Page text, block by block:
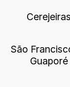
Cerejeiras
São
Guaporé